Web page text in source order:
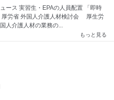
ース 実習生・EPAの人員配置 「即時
厚労省 外国人介護人材検討会 厚生労
人介護人材の業務の...
もっと見る